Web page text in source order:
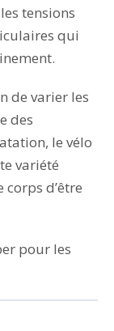
tensions
qui
de varier les
des
le vélo
variété
d’être
pour les